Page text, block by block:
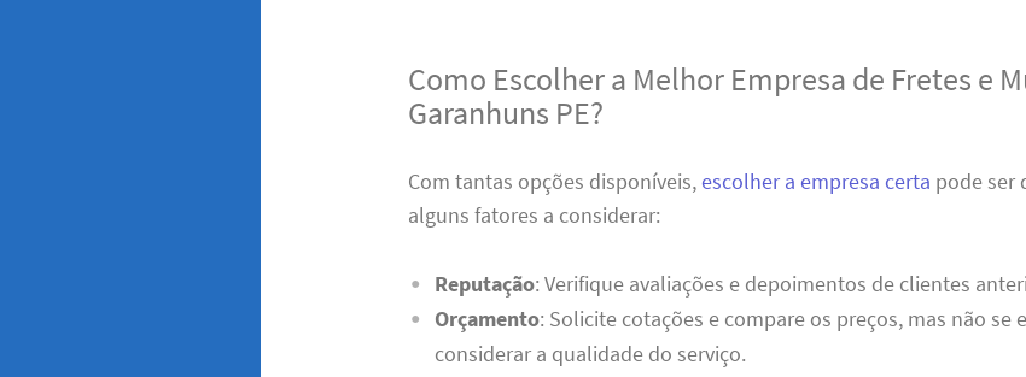
Como Escolher a Melhor Empresa de Fretes e
Garanhuns PE?
Com tantas opções disponíveis,escolher a empresa certa pode ser
alguns fatores a considerar:
Reputação: Verifique avaliações e depoimentos de clientes
Orçamento: Solicite cotações e compare os preços, mas não se
considerar a qualidade do serviço.